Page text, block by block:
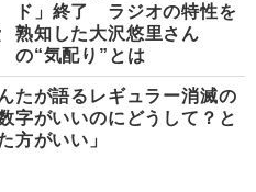
ド」終了 ラジオの特性を
熟知した大沢悠里さん
の“気配り”とは
たが語るレギュラー消滅の
字がいいのにどうして？と
方がいい」